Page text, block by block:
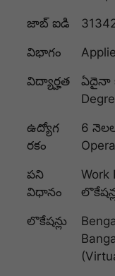
జాబ్ ఐడి
విభాగం
విద్యార్హత
ఏదైనా
ఉద్యోగ
రకం
6
పని
విధానం
Work
లొకేషన్లు